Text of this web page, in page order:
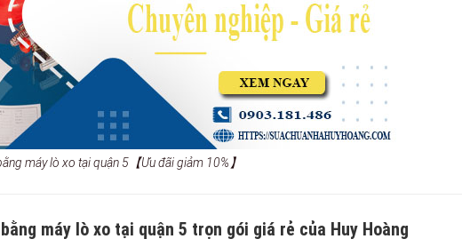
máy lò xo tại quận 5【Ưu đãi giảm 10%】
máy lò xo tại quận 5 trọn gói giá rẻ của Huy Hoàng